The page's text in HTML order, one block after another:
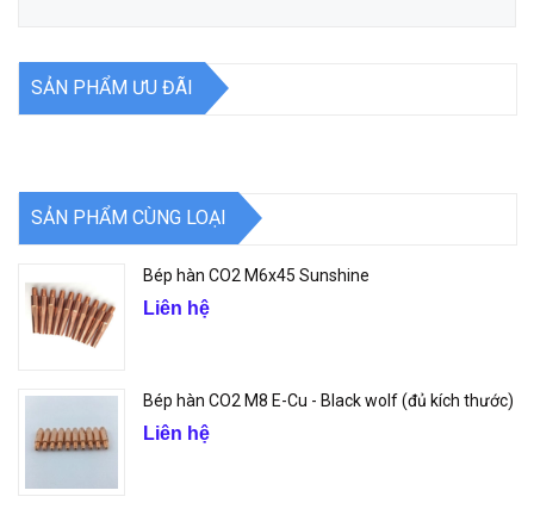
SẢN PHẨM ƯU ĐÃI
SẢN PHẨM CÙNG LOẠI
Bép hàn CO2 M6x45 Sunshine
Liên hệ
Bép hàn CO2 M8 E-Cu - Black wolf (đủ kích thước)
Liên hệ